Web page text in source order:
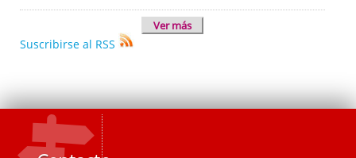
Ver más
Suscribirse al RSS